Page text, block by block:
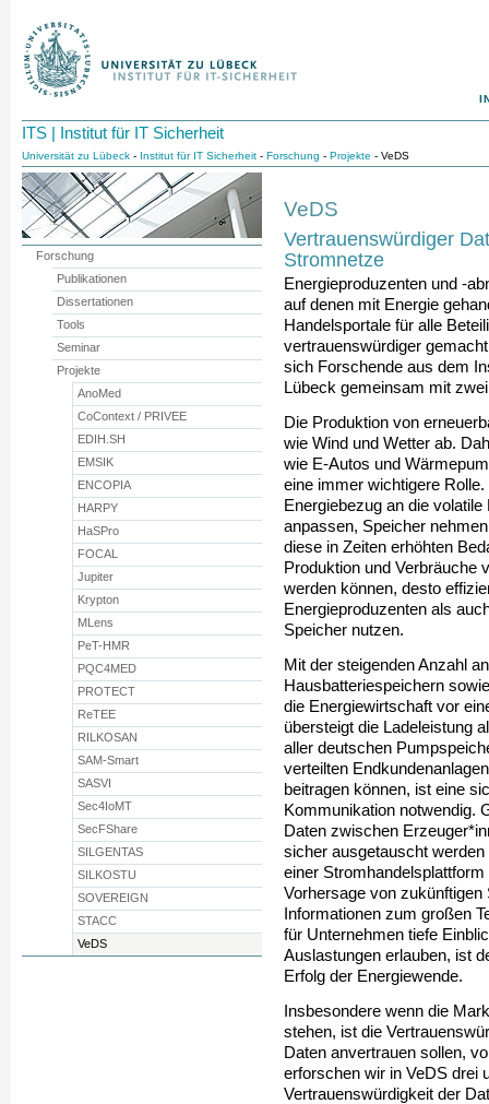
ITS | Institut für IT Sicherheit
Universität zu Lübeck - Institut für IT Sicherheit - Forschung - Projekte - VeDS
VeDS
Vertrauenswürdiger
Stromnetze
Energieproduzenten und -
auf denen mit Energie
Handelsportale für alle
vertrauenswürdiger
sich Forschende aus dem
Lübeck gemeinsam mit
Die Produktion von
wie Wind und Wetter ab.
wie E-Autos und
eine immer wichtigere
Energiebezug an die
anpassen, Speicher
diese in Zeiten erhöhten
Produktion und Verbräuche
werden können, desto
Energieproduzenten als
Speicher nutzen.
Mit der steigenden Anzahl
Hausbatteriespeichern
die Energiewirtschaft vor
übersteigt die Ladeleistung
aller deutschen
verteilten
beitragen können, ist eine
Kommunikation notwendig.
Daten zwischen
sicher ausgetauscht
einer
Vorhersage von
Informationen zum großen
für Unternehmen tiefe
Auslastungen erlauben, ist
Erfolg der Energiewende.
Insbesondere wenn die
stehen, ist die
Daten anvertrauen sollen,
erforschen wir in VeDS drei
Vertrauenswürdigkeit der
Forschung
Publikationen
Dissertationen
Tools
Seminar
Projekte
AnoMed
CoContext / PRIVEE
EDIH.SH
EMSIK
ENCOPIA
HARPY
HaSPro
FOCAL
Jupiter
Krypton
MLens
PeT-HMR
PQC4MED
PROTECT
ReTEE
RILKOSAN
SAM-Smart
SASVI
Sec4IoMT
SecFShare
SILGENTAS
SILKOSTU
SOVEREIGN
STACC
VeDS